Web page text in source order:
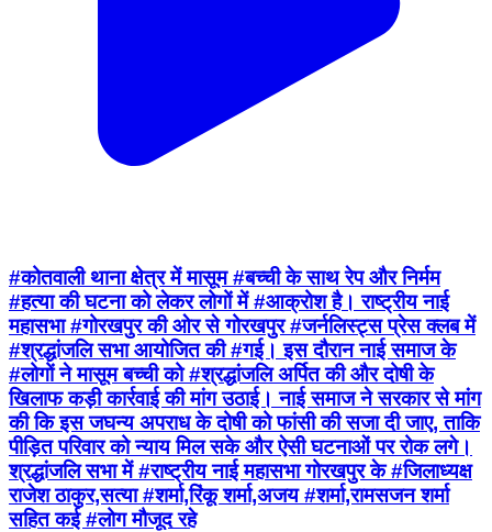
#कोतवाली थाना क्षेत्र में मासूम #बच्ची के साथ रेप और निर्मम
#हत्या की घटना को लेकर लोगों में #आक्रोश है। राष्ट्रीय नाई
महासभा #गोरखपुर की ओर से गोरखपुर #जर्नलिस्ट्स प्रेस क्लब में
#श्रद्धांजलि सभा आयोजित की #गई। इस दौरान नाई समाज के
#लोगों ने मासूम बच्ची को #श्रद्धांजलि अर्पित की और दोषी के
खिलाफ कड़ी कार्रवाई की मांग उठाई। नाई समाज ने सरकार से मांग
की कि इस जघन्य अपराध के दोषी को फांसी की सजा दी जाए, ताकि
पीड़ित परिवार को न्याय मिल सके और ऐसी घटनाओं पर रोक लगे।
श्रद्धांजलि सभा में #राष्ट्रीय नाई महासभा गोरखपुर के #जिलाध्यक्ष
राजेश ठाकुर,सत्या #शर्मा,रिंकू शर्मा,अजय #शर्मा,रामसजन शर्मा
सहित कई #लोग मौजूद रहे